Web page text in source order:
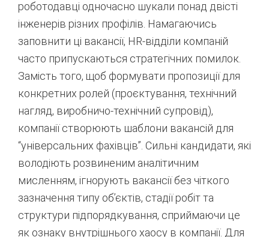
роботодавці одночасно шукали понад двісті
інженерів різних профілів . Намагаючись
заповнити ці вакансії, HR-відділи компаній
часто припускаються стратегічних помилок.
Замість того, щоб формувати пропозиції для
конкретних ролей (проєктування, технічний
нагляд, виробничо-технічний супровід),
компанії створюють шаблони вакансій для
“універсальних фахівців”. Сильні кандидати, які
володіють розвиненим аналітичним
мисленням, ігнорують вакансії без чіткого
зазначення типу об’єктів, стадії робіт та
структури підпорядкування, сприймаючи це
як ознаку внутрішнього хаосу в компанії. Для